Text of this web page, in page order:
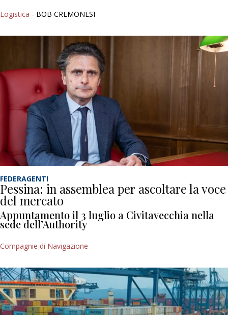
Logistica - BOB CREMONESI
FEDERAGENTI
Pessina: in assemblea per ascoltare la voce
del mercato
Appuntamento il 3 luglio a Civitavecchia nella
sede dell’Authority
Compagnie di Navigazione